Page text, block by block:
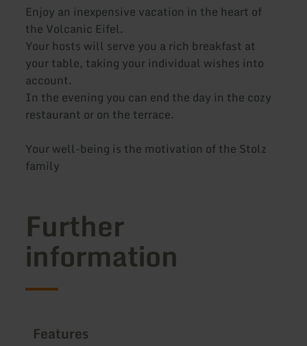
Enjoy an inexpensive vacation in the heart of
the Volcanic Eifel.
Your hosts will serve you a rich breakfast at
your table, taking your individual wishes into
account.
In the evening you can end the day in the cozy
restaurant or on the terrace.
Your well-being is the motivation of the Stolz
family
Further
information
Features